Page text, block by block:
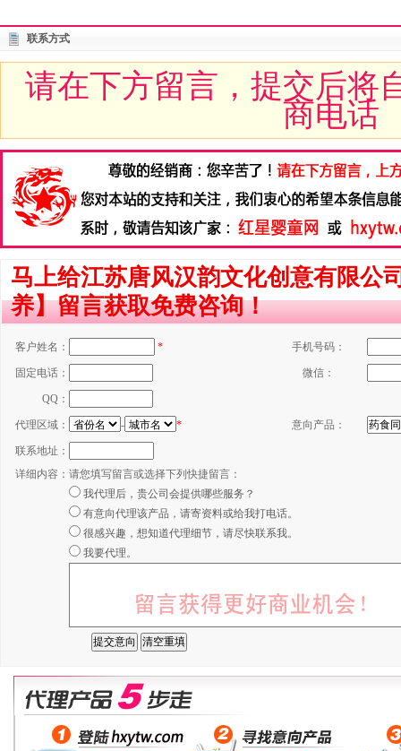
联系方式
请在下方留言，提交后将
商电话
马上给江苏唐风汉韵文化创意有限公
养】留言获取免费咨询！
客户姓名： * 手机号码：
固定电话： 微信：
QQ：
代理区域： - * 意向产品：
联系地址：
详细内容： 请您填写留言或选择下列快捷留言：
我代理后，贵公司会提供哪些服务？
有意向代理该产品，请寄资料或给我打电话。
很感兴趣，想知道代理细节，请尽快联系我。
我要代理。